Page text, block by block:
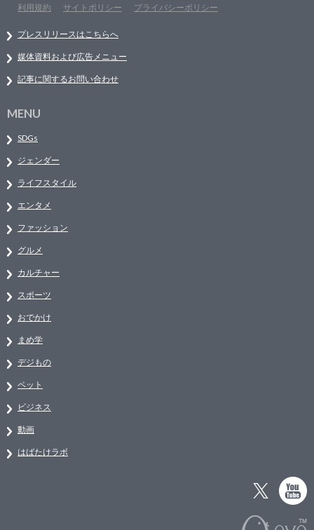
利用規約
サイトポリシー プライバシーポリシー
プレスリリースはこちらへ
媒体資料および広告メニュー
記事に関するお問い合わせ
MENU
SDGs
ジェンダー
ライフスタイル
エンタメ
ファッション
グルメ
カルチャー
スポーツ
おでかけ
まめ学
デジもの
ペット
ビジネス
動画
はばたけラボ